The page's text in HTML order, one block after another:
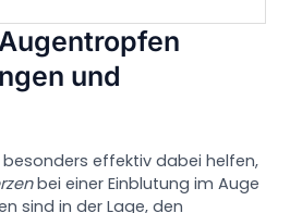
und
effektiv dabei helfen,
bei einer Einblutung im Auge
sind in der Lage, den